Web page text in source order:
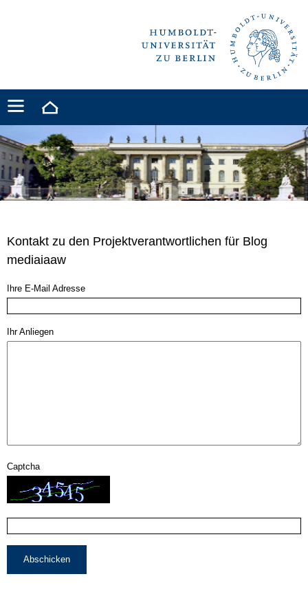
Kontakt zu den Projektverantwortlichen für Blog
mediaiaaw
Ihre E-Mail Adresse
Ihr Anliegen
Captcha
Abschicken